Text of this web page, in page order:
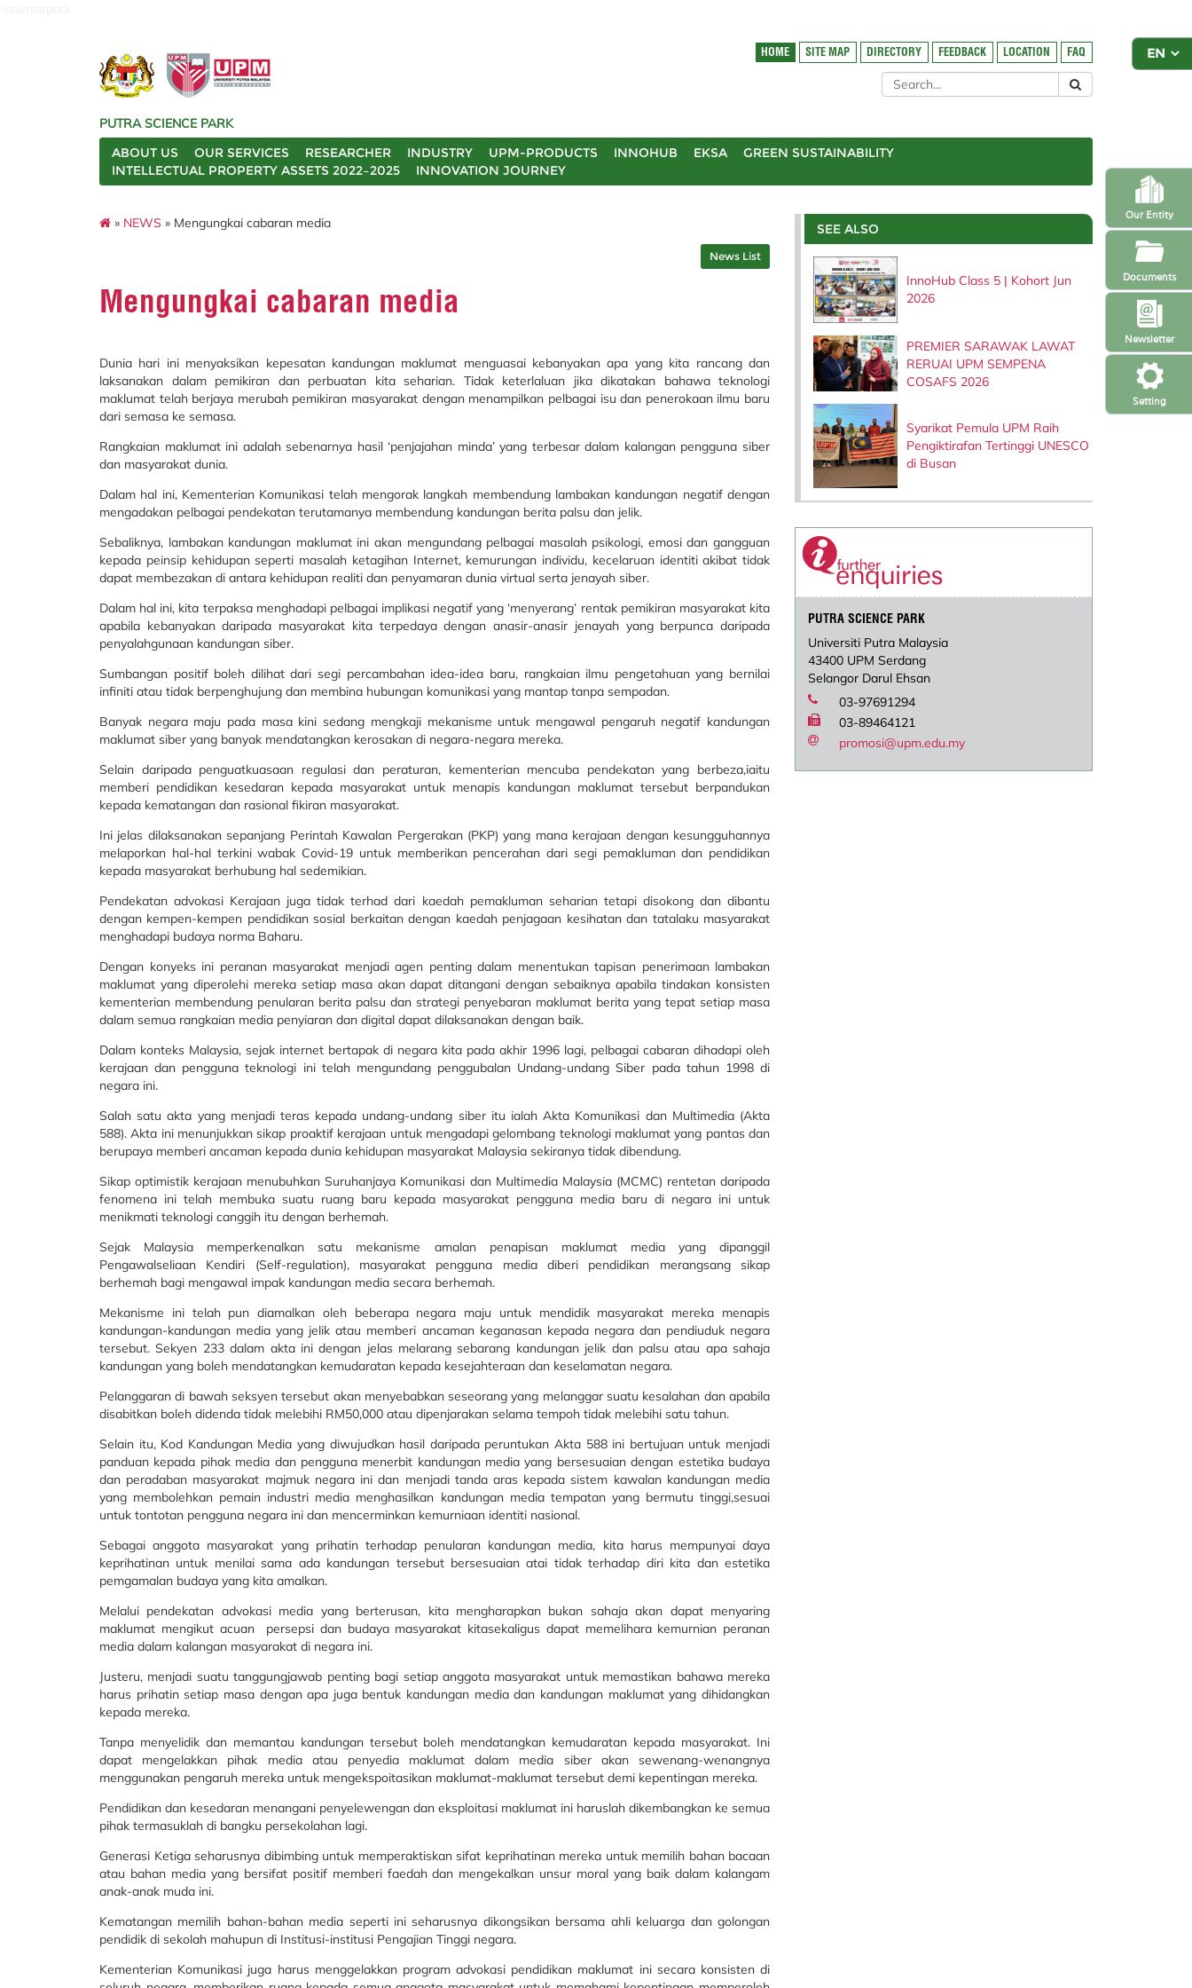
Setting
Newsletter
Our Entity
Documents
HOME SITE MAP DIRECTORY FEEDBACK LOCATION FAQ
PUTRA SCIENCE PARK
ABOUT US
OUR SERVICES RESEARCHER INDUSTRY UPM-PRODUCTS INNOHUB EKSA
GREEN SUSTAINABILITY
INTELLECTUAL PROPERTY ASSETS 2022–2025
INNOVATION JOURNEY
» NEWS » Mengungkai cabaran media
News List
Mengungkai cabaran media
Dunia hari ini menyaksikan kepesatan kandungan maklumat menguasai kebanyakan apa yang kita rancang dan
laksanakan dalam pemikiran dan perbuatan kita seharian. Tidak keterlaluan jika dikatakan bahawa teknologi
maklumat telah berjaya merubah pemikiran masyarakat dengan menampilkan pelbagai isu dan penerokaan ilmu baru
dari semasa ke semasa.
Rangkaian maklumat ini adalah sebenarnya hasil ‘penjajahan minda’ yang terbesar dalam kalangan pengguna siber
dan masyarakat dunia.
Dalam hal ini, Kementerian Komunikasi telah mengorak langkah membendung lambakan kandungan negatif dengan
mengadakan pelbagai pendekatan terutamanya membendung kandungan berita palsu dan jelik.
Sebaliknya, lambakan kandungan maklumat ini akan mengundang pelbagai masalah psikologi, emosi dan gangguan
kepada peinsip kehidupan seperti masalah ketagihan Internet, kemurungan individu, kecelaruan identiti akibat tidak
dapat membezakan di antara kehidupan realiti dan penyamaran dunia virtual serta jenayah siber.
Dalam hal ini, kita terpaksa menghadapi pelbagai implikasi negatif yang ‘menyerang’ rentak pemikiran masyarakat kita
apabila kebanyakan daripada masyarakat kita terpedaya dengan anasir-anasir jenayah yang berpunca daripada
penyalahgunaan kandungan siber.
Sumbangan positif boleh dilihat dari segi percambahan idea-idea baru, rangkaian ilmu pengetahuan yang bernilai
infiniti atau tidak berpenghujung dan membina hubungan komunikasi yang mantap tanpa sempadan.
Banyak negara maju pada masa kini sedang mengkaji mekanisme untuk mengawal pengaruh negatif kandungan
maklumat siber yang banyak mendatangkan kerosakan di negara-negara mereka.
Selain daripada penguatkuasaan regulasi dan peraturan, kementerian mencuba pendekatan yang berbeza,iaitu
memberi pendidikan kesedaran kepada masyarakat untuk menapis kandungan maklumat tersebut berpandukan
kepada kematangan dan rasional fikiran masyarakat.
Ini jelas dilaksanakan sepanjang Perintah Kawalan Pergerakan (PKP) yang mana kerajaan dengan kesungguhannya
melaporkan hal-hal terkini wabak Covid-19 untuk memberikan pencerahan dari segi pemakluman dan pendidikan
kepada masyarakat berhubung hal sedemikian.
Pendekatan advokasi Kerajaan juga tidak terhad dari kaedah pemakluman seharian tetapi disokong dan dibantu
dengan kempen-kempen pendidikan sosial berkaitan dengan kaedah penjagaan kesihatan dan tatalaku masyarakat
menghadapi budaya norma Baharu.
Dengan konyeks ini peranan masyarakat menjadi agen penting dalam menentukan tapisan penerimaan lambakan
maklumat yang diperolehi mereka setiap masa akan dapat ditangani dengan sebaiknya apabila tindakan konsisten
kementerian membendung penularan berita palsu dan strategi penyebaran maklumat berita yang tepat setiap masa
dalam semua rangkaian media penyiaran dan digital dapat dilaksanakan dengan baik.
Dalam konteks Malaysia, sejak internet bertapak di negara kita pada akhir 1996 lagi, pelbagai cabaran dihadapi oleh
kerajaan dan pengguna teknologi ini telah mengundang penggubalan Undang-undang Siber pada tahun 1998 di
negara ini.
Salah satu akta yang menjadi teras kepada undang-undang siber itu ialah Akta Komunikasi dan Multimedia (Akta
588). Akta ini menunjukkan sikap proaktif kerajaan untuk mengadapi gelombang teknologi maklumat yang pantas dan
berupaya memberi ancaman kepada dunia kehidupan masyarakat Malaysia sekiranya tidak dibendung.
Sikap optimistik kerajaan menubuhkan Suruhanjaya Komunikasi dan Multimedia Malaysia (MCMC) rentetan daripada
fenomena ini telah membuka suatu ruang baru kepada masyarakat pengguna media baru di negara ini untuk
menikmati teknologi canggih itu dengan berhemah.
Sejak Malaysia memperkenalkan satu mekanisme amalan penapisan maklumat media yang dipanggil
Pengawalseliaan Kendiri (Self-regulation), masyarakat pengguna media diberi pendidikan merangsang sikap
berhemah bagi mengawal impak kandungan media secara berhemah.
Mekanisme ini telah pun diamalkan oleh beberapa negara maju untuk mendidik masyarakat mereka menapis
kandungan-kandungan media yang jelik atau memberi ancaman keganasan kepada negara dan pendiuduk negara
tersebut. Sekyen 233 dalam akta ini dengan jelas melarang sebarang kandungan jelik dan palsu atau apa sahaja
kandungan yang boleh mendatangkan kemudaratan kepada kesejahteraan dan keselamatan negara.
Pelanggaran di bawah seksyen tersebut akan menyebabkan seseorang yang melanggar suatu kesalahan dan apabila
disabitkan boleh didenda tidak melebihi RM50,000 atau dipenjarakan selama tempoh tidak melebihi satu tahun.
Selain itu, Kod Kandungan Media yang diwujudkan hasil daripada peruntukan Akta 588 ini bertujuan untuk menjadi
panduan kepada pihak media dan pengguna menerbit kandungan media yang bersesuaian dengan estetika budaya
dan peradaban masyarakat majmuk negara ini dan menjadi tanda aras kepada sistem kawalan kandungan media
yang membolehkan pemain industri media menghasilkan kandungan media tempatan yang bermutu tinggi,sesuai
untuk tontotan pengguna negara ini dan mencerminkan kemurniaan identiti nasional.
Sebagai anggota masyarakat yang prihatin terhadap penularan kandungan media, kita harus mempunyai daya
keprihatinan untuk menilai sama ada kandungan tersebut bersesuaian atai tidak terhadap diri kita dan estetika
pemgamalan budaya yang kita amalkan.
Melalui pendekatan advokasi media yang berterusan, kita mengharapkan bukan sahaja akan dapat menyaring
maklumat mengikut acuan persepsi dan budaya masyarakat kitasekaligus dapat memelihara kemurnian peranan
media dalam kalangan masyarakat di negara ini.
Justeru, menjadi suatu tanggungjawab penting bagi setiap anggota masyarakat untuk memastikan bahawa mereka
harus prihatin setiap masa dengan apa juga bentuk kandungan media dan kandungan maklumat yang dihidangkan
kepada mereka.
Tanpa menyelidik dan memantau kandungan tersebut boleh mendatangkan kemudaratan kepada masyarakat. Ini
dapat mengelakkan pihak media atau penyedia maklumat dalam media siber akan sewenang-wenangnya
menggunakan pengaruh mereka untuk mengekspoitasikan maklumat-maklumat tersebut demi kepentingan mereka.
Pendidikan dan kesedaran menangani penyelewengan dan eksploitasi maklumat ini haruslah dikembangkan ke semua
pihak termasuklah di bangku persekolahan lagi.
Generasi Ketiga seharusnya dibimbing untuk memperaktiskan sifat keprihatinan mereka untuk memilih bahan bacaan
atau bahan media yang bersifat positif memberi faedah dan mengekalkan unsur moral yang baik dalam kalangam
anak-anak muda ini.
Kematangan memilih bahan-bahan media seperti ini seharusnya dikongsikan bersama ahli keluarga dan golongan
pendidik di sekolah mahupun di Institusi-institusi Pengajian Tinggi negara.
Kementerian Komunikasi juga harus menggelakkan program advokasi pendidikan maklumat ini secara konsisten di
SEE ALSO
InnoHub Class 5 | Kohort Jun
2026
PREMIER SARAWAK LAWAT
RERUAI UPM SEMPENA
COSAFS 2026
Syarikat Pemula UPM Raih
Pengiktirafan Tertinggi UNESCO
di Busan
PUTRA SCIENCE PARK
Universiti Putra Malaysia
43400 UPM Serdang
Selangor Darul Ehsan
03-97691294
03-89464121
promosi@upm.edu.my